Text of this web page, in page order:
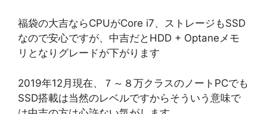
福袋の大吉ならCPUがCore i7、ストレージもSSD
なので安心ですが、中吉だとHDD + Optaneメモ
リとなりグレードが下がります
2019年12月現在、７～８万クラスのノートPCでも
SSD搭載は当然のレベルですからそういう意味で